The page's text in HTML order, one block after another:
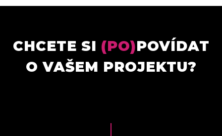
CHCETE SI (PO)POVÍDAT
O VAŠEM PROJEKTU?